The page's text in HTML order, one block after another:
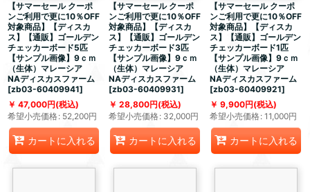
【サマーセール クーポ
ンご利用で更に10％OFF
対象商品】【ディスカ
ス】【通販】ゴールデン
チェッカーボード5匹
【サンプル画像】9ｃｍ
（生体）マレーシア
NAディスカスファーム
[zb03-60409941]
47,000円(税込)
希望小売価格: 52,200円
カートに入れる
【サマーセール クーポ
ンご利用で更に10％OFF
対象商品】【ディスカ
ス】【通販】ゴールデン
チェッカーボード3匹
【サンプル画像】9ｃｍ
（生体）マレーシア
NAディスカスファーム
[zb03-60409931]
28,800円(税込)
希望小売価格: 32,000円
カートに入れる
【サマーセール クーポ
ンご利用で更に10％OFF
対象商品】【ディスカ
ス】【通販】ゴールデン
チェッカーボード1匹
【サンプル画像】9ｃｍ
（生体）マレーシア
NAディスカスファーム
[zb03-60409921]
9,900円(税込)
希望小売価格: 11,000円
カートに入れる